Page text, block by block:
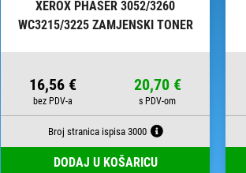
XEROX PHASER 3052/3260
WC3215/3225 ZAMJENSKI TONER
16,56 € 20,70 €
Broj stranica ispisa 3000
DODAJ U KOŠARICU